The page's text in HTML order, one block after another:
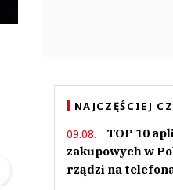
▶
Szefem być Sezon 2
NAJCZĘŚCIEJ
09.08.
TOP 10
zakupowych w
rządzi na